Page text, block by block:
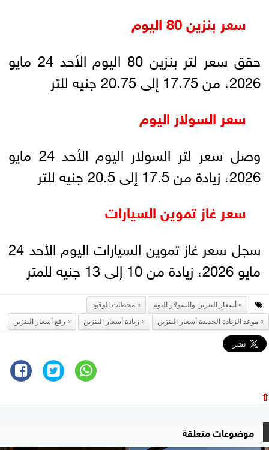
سعر بنزين 80 اليوم
حقق سعر لتر بنزين 80 اليوم الأحد 24 مايو
2026، من 17.75 إلى 20.75 جنيه للتر
سعر السولار اليوم
وصل سعر لتر السولار اليوم الأحد 24 مايو
2026، زيادة من 17.5 إلى 20.5 جنيه للتر
سعر غاز تموين السيارات
سجل سعر غاز تموين السيارات اليوم الأحد 24
مايو 2026، زيادة من 10 إلى 13 جنيه للمتر
أسعار البنزين والسولار اليوم
محطات الوقود
موعد الزيادة الجديدة أسعار البنزين
زيادة أسعار البنزين رفع أسعار البنزين
⇧
موضوعات متعلقة